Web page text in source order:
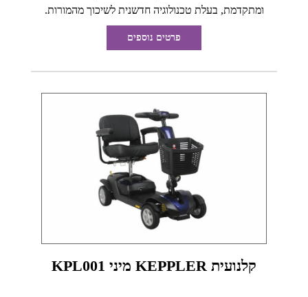
ומתקדמת, בעלת טכנולוגיה חדשנית לשיכוך מהמורות.
פרטים נוספים
קלנועית KEPPLER מיני KPL001